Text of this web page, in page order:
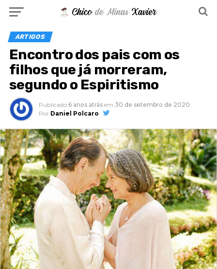
ARTIGOS
Encontro dos pais com os
filhos que já morreram,
segundo o Espiritismo
Publicado 6 anos atrás em 30 de setembro de 2020
Por Daniel Polcaro